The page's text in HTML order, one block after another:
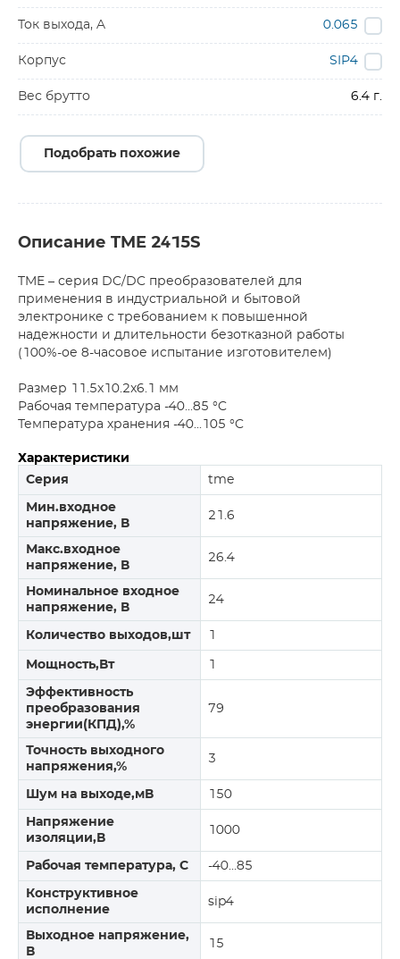
Ток выхода, A 0.065
Корпус SIP4
Вес брутто 6.4 г.
Подобрать похожие
Описание TME 2415S
TME – серия DC/DC преобразователей для
применения в индустриальной и бытовой
электронике с требованием к повышенной
надежности и длительности безотказной работы
(100%-ое 8-часовое испытание изготовителем)
Размер 11.5x10.2x6.1 мм
Рабочая температура -40...85 °C
Температура хранения -40...105 °C
Характеристики
Серия
tme
Мин.входное
напряжение, В
21.6
Макс.входное
напряжение, В
26.4
Номинальное входное
напряжение, В
24
Количество выходов,шт
Мощность,Вт
Эффективность
преобразования
энергии(КПД),%
79
Точность выходного
напряжения,%
3
Шум на выходе,мВ 150
Напряжение
изоляции,В
1000
Рабочая температура, С -40…85
Конструктивное
исполнение
sip4
Выходное напряжение,
В
15